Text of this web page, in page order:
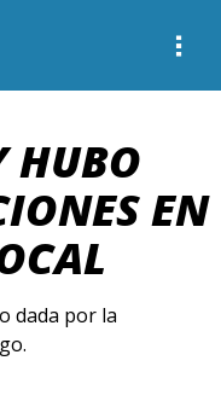
HUBO
EN
dada por la